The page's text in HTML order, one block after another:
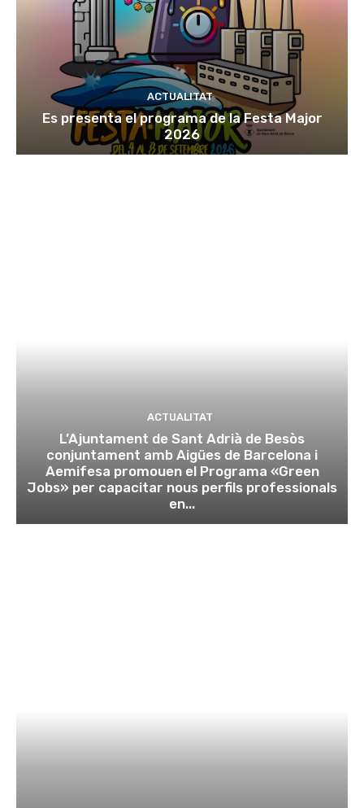
ACTUALITAT
Es presenta el programa de la Festa Major
2026
ACTUALITAT
L’Ajuntament de Sant Adrià de Besòs
conjuntament amb Aigües de Barcelona i
Aemifesa promouen el Programa «Green
Jobs» per capacitar nous perfils professionals
en...